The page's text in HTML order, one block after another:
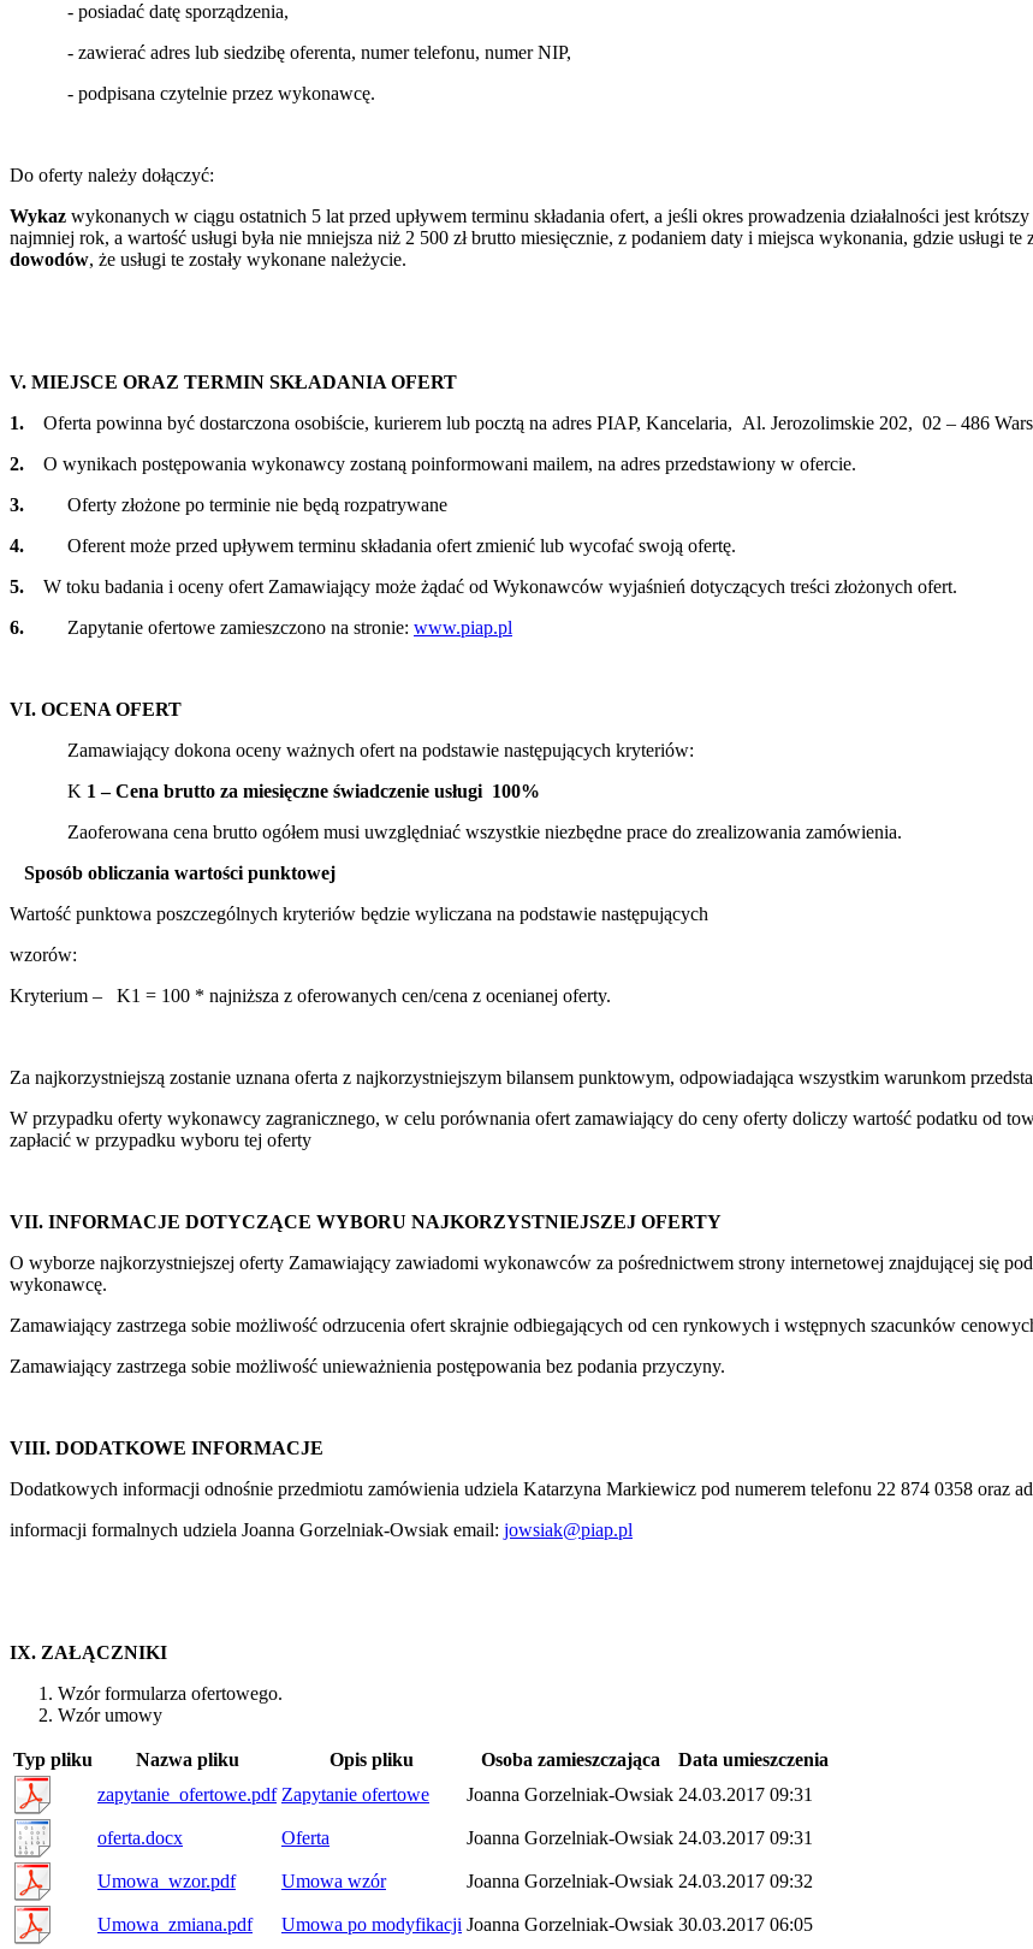
- posiadać datę sporządzenia,
- zawierać adres lub siedzibę oferenta, numer telefonu, numer NIP,
- podpisana czytelnie przez wykonawcę.
Do oferty należy dołączyć:
Wykaz wykonanych w ciągu ostatnich 5 lat przed upływem terminu składania ofert, a jeśli okres prowadzenia działalności jest
najmniej rok, a wartość usługi była nie mniejsza niż 2 500 zł brutto miesięcznie, z podaniem daty i miejsca wykonania, gdzie usługi
dowodów, że usługi te zostały wykonane należycie.
V. MIEJSCE ORAZ TERMIN SKŁADANIA OFERT
1. Oferta powinna być dostarczona osobiście, kurierem lub pocztą na adres PIAP, Kancelaria, Al. Jerozolimskie 202, 02 – 486
2. O wynikach postępowania wykonawcy zostaną poinformowani mailem, na adres przedstawiony w ofercie.
3. Oferty złożone po terminie nie będą rozpatrywane
4. Oferent może przed upływem terminu składania ofert zmienić lub wycofać swoją ofertę.
5. W toku badania i oceny ofert Zamawiający może żądać od Wykonawców wyjaśnień dotyczących treści złożonych ofert.
6. Zapytanie ofertowe zamieszczono na stronie: www.piap.pl
VI. OCENA OFERT
Zamawiający dokona oceny ważnych ofert na podstawie następujących kryteriów:
K 1 – Cena brutto za miesięczne świadczenie usługi 100%
Zaoferowana cena brutto ogółem musi uwzględniać wszystkie niezbędne prace do zrealizowania zamówienia.
Sposób obliczania wartości punktowej
Wartość punktowa poszczególnych kryteriów będzie wyliczana na podstawie następujących
wzorów:
Kryterium – K1 = 100 * najniższa z oferowanych cen/cena z ocenianej oferty.
Za najkorzystniejszą zostanie uznana oferta z najkorzystniejszym bilansem punktowym, odpowiadająca wszystkim warunkom
W przypadku oferty wykonawcy zagranicznego, w celu porównania ofert zamawiający do ceny oferty doliczy wartość podatku od
zapłacić w przypadku wyboru tej oferty
VII. INFORMACJE DOTYCZĄCE WYBORU NAJKORZYSTNIEJSZEJ OFERTY
O wyborze najkorzystniejszej oferty Zamawiający zawiadomi wykonawców za pośrednictwem strony internetowej znajdującej się
wykonawcę.
Zamawiający zastrzega sobie możliwość odrzucenia ofert skrajnie odbiegających od cen rynkowych i wstępnych szacunków
Zamawiający zastrzega sobie możliwość unieważnienia postępowania bez podania przyczyny.
VIII. DODATKOWE INFORMACJE
Dodatkowych informacji odnośnie przedmiotu zamówienia udziela Katarzyna Markiewicz pod numerem telefonu 22 874 0358 oraz
informacji formalnych udziela Joanna Gorzelniak-Owsiak email: jowsiak@piap.pl
IX. ZAŁĄCZNIKI
Wzór formularza ofertowego.
Wzór umowy
Typ pliku Nazwa pliku Opis pliku Osoba zamieszczająca
Data umieszczenia
zapytanie_ofertowe.pdf Zapytanie ofertowe Joanna Gorzelniak-Owsiak 24.03.2017 09:31
oferta.docx Oferta Joanna Gorzelniak-Owsiak 24.03.2017 09:31
Umowa_wzor.pdf Umowa wzór Joanna Gorzelniak-Owsiak 24.03.2017 09:32
Umowa_zmiana.pdf Umowa po modyfikacji Joanna Gorzelniak-Owsiak 30.03.2017 06:05